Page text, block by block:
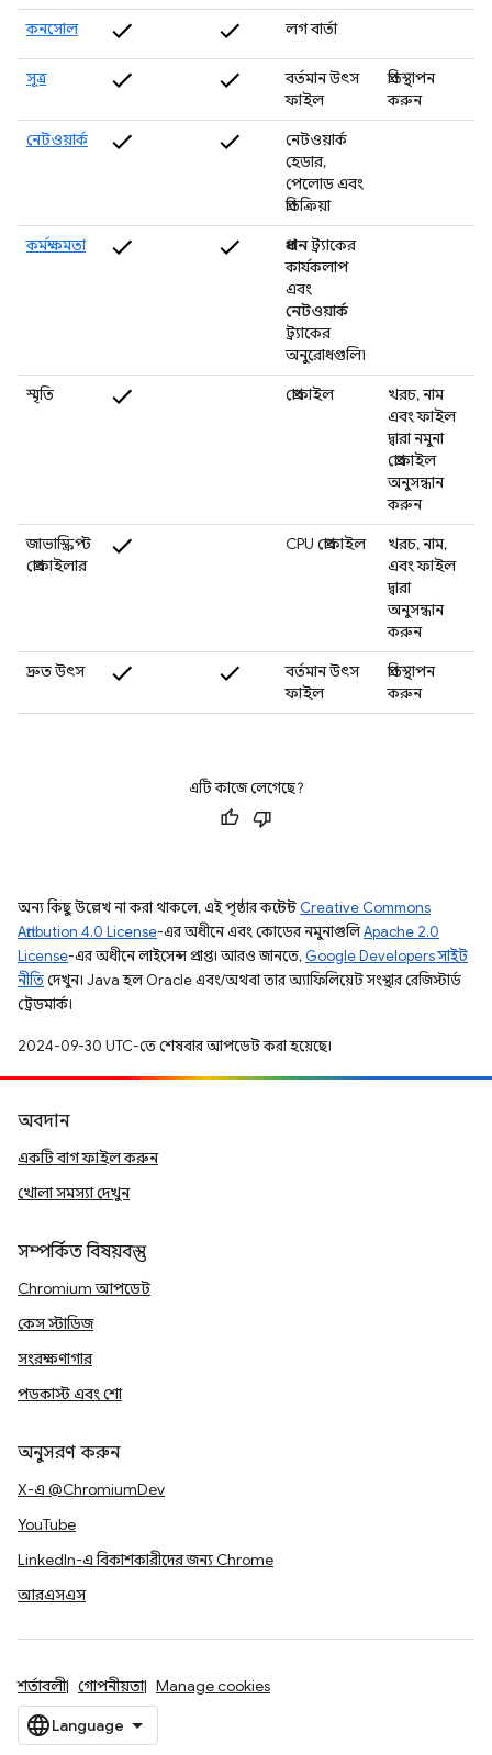
কনসোল
লগ বার্তা
সূত্র
বর্তমান উৎস
ফাইল
প্রতিস্থাপন
করুন
নেটওয়ার্ক
নেটওয়ার্ক
হেডার,
পেলোড এবং
প্রতিক্রিয়া
কর্মক্ষমতা
প্রধানট্র্যাকের
কার্যকলাপ
এবং
নেটওয়ার্ক
ট্র্যাকের
অনুরোধগুলি৷
স্মৃতি
প্রোফাইল
খরচ, নাম
এবং ফাইল
দ্বারা নমুনা
প্রোফাইল
অনুসন্ধান
করুন
জাভাস্ক্রিপ্ট
প্রোফাইলার
CPU প্রোফাইল
খরচ, নাম,
এবং ফাইল
দ্বারা
অনুসন্ধান
করুন
দ্রুত উৎস
বর্তমান উৎস
ফাইল
প্রতিস্থাপন
করুন
এটি কাজে লেগেছে?
অন্য কিছু উল্লেখ না করা থাকলে, এই পৃষ্ঠার কন্টেন্ট Creative Commons
Attribution 4.0 License-এর অধীনে এবং কোডের নমুনাগুলিApache 2.0
License-এর অধীনে লাইসেন্স প্রাপ্ত। আরও জানতে, Google Developers সাইট
নীতিদেখুন। Java হল Oracle এবং/অথবা তার অ্যাফিলিয়েট সংস্থার রেজিস্টার্ড
ট্রেডমার্ক।
2024-09-30 UTC-তে শেষবার আপডেট করা হয়েছে।
অবদান
একটি বাগ ফাইল করুন
খোলা সমস্যা দেখুন
সম্পর্কিত বিষয়বস্তু
Chromium আপডেট
কেস স্টাডিজ
সংরক্ষণাগার
পডকাস্ট এবং শো
অনুসরণ করুন
X-এ @ChromiumDev
YouTube
LinkedIn-এ বিকাশকারীদের জন্য Chrome
আরএসএস
শর্তাবলী গোপনীয়তা Manage cookies